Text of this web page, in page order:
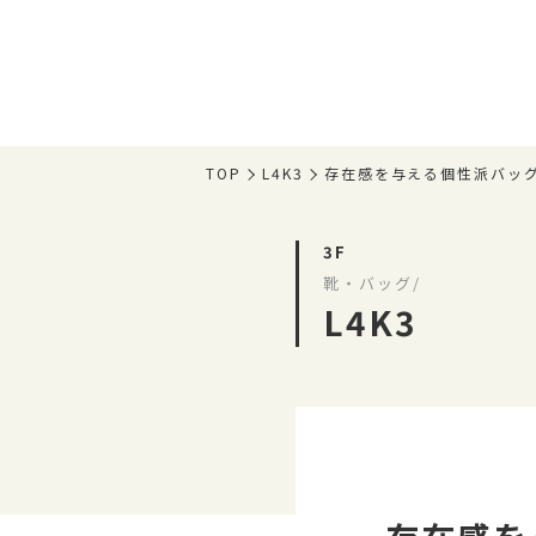
TOP L4K3 存在感を与える個性派バッ
3F
靴・バッグ/
L4K3